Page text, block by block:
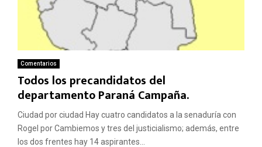
Comentarios
Todos los precandidatos del
departamento Paraná Campaña.
Ciudad por ciudad Hay cuatro candidatos a la senaduría con
Rogel por Cambiemos y tres del justicialismo; además, entre
los dos frentes hay 14 aspirantes...